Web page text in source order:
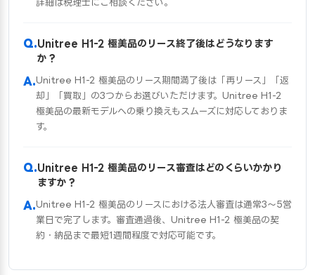
Unitree H1-2 極美品のリース終了後はどうなります
か？
Unitree H1-2 極美品のリース期間満了後は「再リース」「返
却」「買取」の3つからお選びいただけます。Unitree H1-2
極美品の最新モデルへの乗り換えもスムーズに対応しておりま
す。
Unitree H1-2 極美品のリース審査はどのくらいかかり
ますか？
Unitree H1-2 極美品のリースにおける法人審査は通常3〜5営
業日で完了します。審査通過後、Unitree H1-2 極美品の契
約・納品まで最短1週間程度で対応可能です。